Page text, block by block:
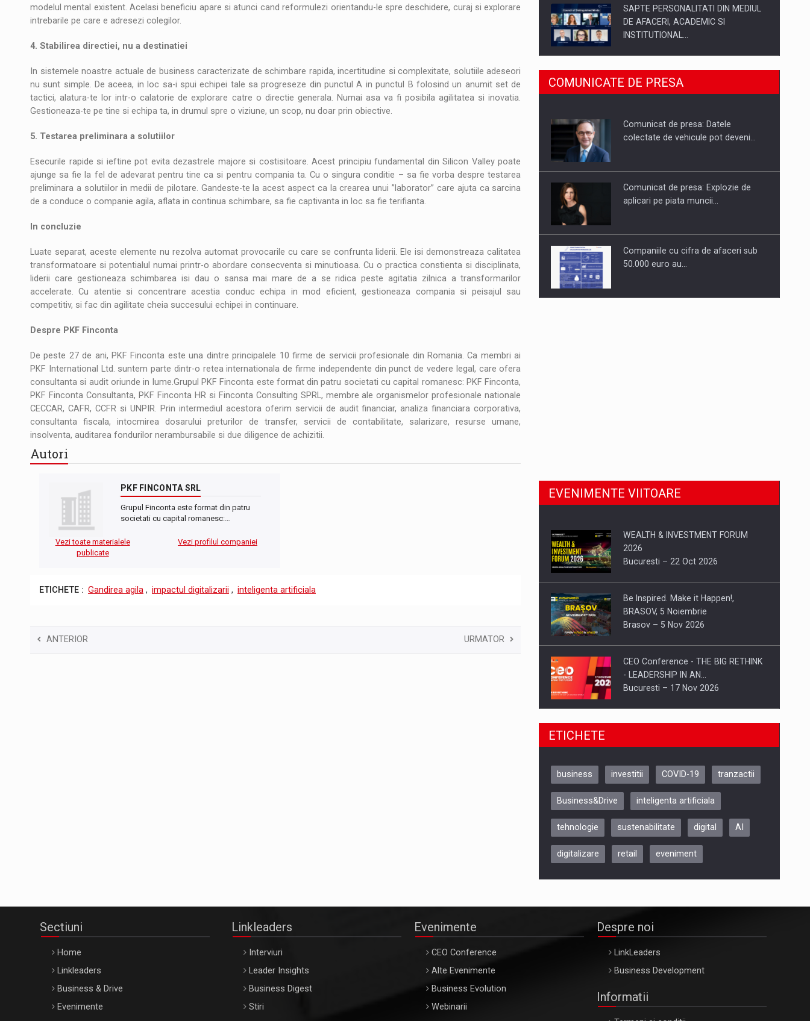
modelul mental existent. Acelasi beneficiu apare si atunci cand reformulezi orientandu-le spre deschidere, curaj si explorare
intrebarile pe care e adresezi colegilor.
4. Stabilirea directiei, nu a destinatiei
In sistemele noastre actuale de business caracterizate de schimbare rapida, incertitudine si complexitate, solutiile adeseori
nu sunt simple. De aceea, in loc sa-i spui echipei tale sa progreseze din punctul A in punctul B folosind un anumit set de
tactici, alatura-te lor intr-o calatorie de explorare catre o directie generala. Numai asa va fi posibila agilitatea si inovatia.
Gestioneaza-te pe tine si echipa ta, in drumul spre o viziune, un scop, nu doar prin obiective.
5. Testarea preliminara a solutiilor
Esecurile rapide si ieftine pot evita dezastrele majore si costisitoare. Acest principiu fundamental din Silicon Valley poate
ajunge sa fie la fel de adevarat pentru tine ca si pentru compania ta. Cu o singura conditie – sa fie vorba despre testarea
preliminara a solutiilor in medii de pilotare. Gandeste-te la acest aspect ca la crearea unui ”laborator” care ajuta ca sarcina
de a conduce o companie agila, aflata in continua schimbare, sa fie captivanta in loc sa fie terifianta.
In concluzie
Luate separat, aceste elemente nu rezolva automat provocarile cu care se confrunta liderii. Ele isi demonstreaza calitatea
transformatoare si potentialul numai printr-o abordare consecventa si minutioasa. Cu o practica constienta si disciplinata,
liderii care gestioneaza schimbarea isi dau o sansa mai mare de a se ridica peste agitatia zilnica a transformarilor
accelerate. Cu atentie si concentrare acestia conduc echipa in mod eficient, gestioneaza compania si peisajul sau
competitiv, si fac din agilitate cheia succesului echipei in continuare.
Despre PKF Finconta
De peste 27 de ani, PKF Finconta este una dintre principalele 10 firme de servicii profesionale din Romania. Ca membri ai
PKF International Ltd. suntem parte dintr-o retea internationala de firme independente din punct de vedere legal, care ofera
consultanta si audit oriunde in lume.Grupul PKF Finconta este format din patru societati cu capital romanesc: PKF Finconta,
PKF Finconta Consultanta, PKF Finconta HR si Finconta Consulting SPRL, membre ale organismelor profesionale nationale
CECCAR, CAFR, CCFR si UNPIR. Prin intermediul acestora oferim servicii de audit financiar, analiza financiara corporativa,
consultanta fiscala, intocmirea dosarului preturilor de transfer, servicii de contabilitate, salarizare, resurse umane,
insolventa, auditarea fondurilor nerambursabile si due diligence de achizitii.
Autori
PKF FINCONTA SRL
Grupul Finconta este format din patru
societati cu capital romanesc:…
Vezi toate materialele
publicate
Vezi profilul companiei
ETICHETE : Gandirea agila , impactul digitalizarii , inteligenta artificiala
ANTERIOR URMATOR
SAPTE PERSONALITATI DIN MEDIUL
DE AFACERI, ACADEMIC SI
INSTITUTIONAL…
SYCLEF isi consolideaza prezenta in
Romania printr-o a doua…
Fondul de investitii BoldMind si
COMUNICATE DE PRESA
Comunicat de presa: Datele
colectate de vehicule pot deveni…
Comunicat de presa: Explozie de
aplicari pe piata muncii…
Companiile cu cifra de afaceri sub
50.000 euro au…
EVENIMENTE VIITOARE
WEALTH & INVESTMENT FORUM
2026
Bucuresti – 22 Oct 2026
Be Inspired. Make it Happen!,
BRASOV, 5 Noiembrie
Brasov – 5 Nov 2026
CEO Conference - THE BIG RETHINK
- LEADERSHIP IN AN…
Bucuresti – 17 Nov 2026
Be Inspired. Make it Happen!, CLUJ, 9
ARTEMIS LETO, ORADEA, 8
Oradea – 8 Oct 2026
ETICHETE
business investitii COVID-19 tranzactii
Business&Drive inteligenta artificiala
tehnologie sustenabilitate digital AI
digitalizare retail eveniment
Sectiuni
Home
Linkleaders
Business & Drive
Evenimente
Linkleaders
Interviuri
Leader Insights
Business Digest
Stiri
Evenimente
CEO Conference
Alte Evenimente
Business Evolution
Webinarii
Despre noi
LinkLeaders
Business Development
Informatii